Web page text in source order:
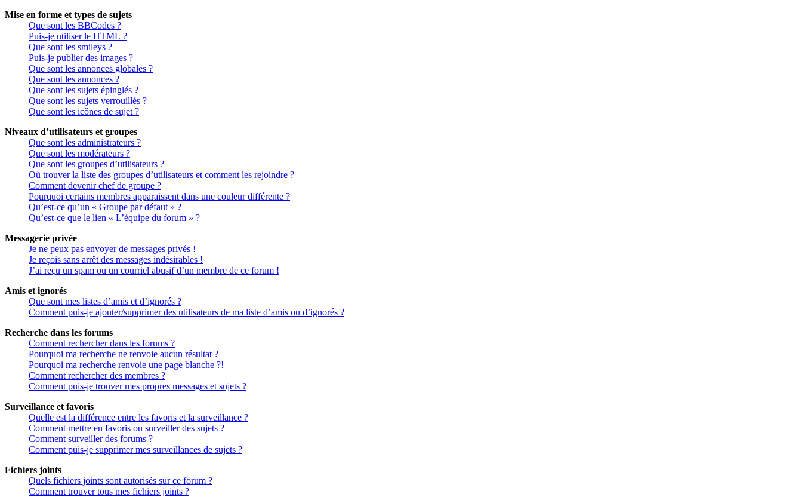
Mise en forme et types de sujets
Que sont les BBCodes ?
Puis-je utiliser le HTML ?
Que sont les smileys ?
Puis-je publier des images ?
Que sont les annonces globales ?
Que sont les annonces ?
Que sont les sujets épinglés ?
Que sont les sujets verrouillés ?
Que sont les icônes de sujet ?
Niveaux d’utilisateurs et groupes
Que sont les administrateurs ?
Que sont les modérateurs ?
Que sont les groupes d’utilisateurs ?
Où trouver la liste des groupes d’utilisateurs et comment les rejoindre ?
Comment devenir chef de groupe ?
Pourquoi certains membres apparaissent dans une couleur différente ?
Qu’est-ce qu’un « Groupe par défaut » ?
Qu’est-ce que le lien « L’équipe du forum » ?
Messagerie privée
Je ne peux pas envoyer de messages privés !
Je reçois sans arrêt des messages indésirables !
J’ai reçu un spam ou un courriel abusif d’un membre de ce forum !
Amis et ignorés
Que sont mes listes d’amis et d’ignorés ?
Comment puis-je ajouter/supprimer des utilisateurs de ma liste d’amis ou d’ignorés ?
Recherche dans les forums
Comment rechercher dans les forums ?
Pourquoi ma recherche ne renvoie aucun résultat ?
Pourquoi ma recherche renvoie une page blanche ?!
Comment rechercher des membres ?
Comment puis-je trouver mes propres messages et sujets ?
Surveillance et favoris
Quelle est la différence entre les favoris et la surveillance ?
Comment mettre en favoris ou surveiller des sujets ?
Comment surveiller des forums ?
Comment puis-je supprimer mes surveillances de sujets ?
Fichiers joints
Quels fichiers joints sont autorisés sur ce forum ?
Comment trouver tous mes fichiers joints ?